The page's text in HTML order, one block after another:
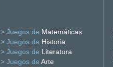
> Juegos de Matemáticas
> Juegos de Historia
> Juegos de Literatura
> Juegos de Arte